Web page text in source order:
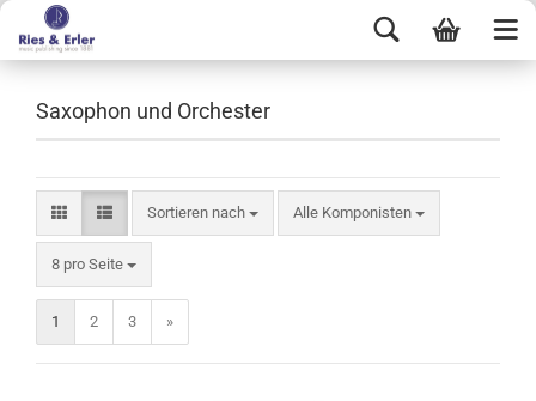
Saxophon und Orchester
Sortieren nach Alle Komponisten
8 pro Seite
1 2 3 »